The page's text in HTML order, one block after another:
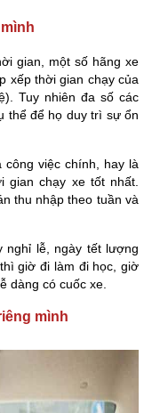
gian, một số hãng xe
xếp thời gian chạy của
Tuy nhiên đa số các
thể để họ duy trì sự ổn
việc chính, hay là
gian chạy xe tốt nhất.
thu nhập theo tuần và
nghỉ lễ, ngày tết lượng
giờ đi làm đi học, giờ
dàng có cuốc xe.
mình